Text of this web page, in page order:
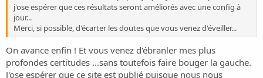
j'ose espérer que ces résultats seront améliorés avec une config à
jour...
Merci, si possible, d'écarter les doutes que vous venez d'éveiller...
On avance enfin ! Et vous venez d'ébranler mes plus
profondes certitudes ...sans toutefois faire bouger la gauche.
J'ose espérer que ce site est publié puisque nous nous